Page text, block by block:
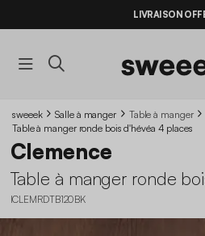
LIVRAISON
sweeek Salle à manger
Table à manger
Table à manger ronde bois d'hévéa 4 places
Clemence
Table à manger ronde
ICLEMRDTB120BK